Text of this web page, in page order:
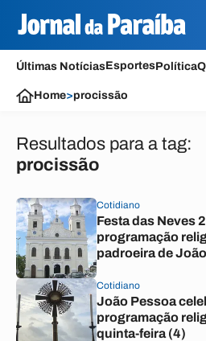
Últimas NotíciasEsportesPolítica
Home>procissão
Resultados para a tag:
procissão
Cotidiano
Festa das Neves
programação
padroeira de
Cotidiano
João Pessoa
programação
quinta-feira (4)